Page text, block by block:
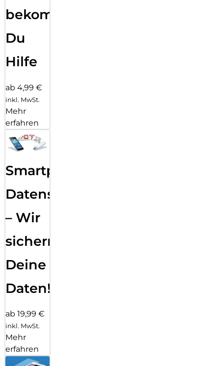
bekommst
Du
Hilfe
ab 4,99 €
inkl. MwSt.
Mehr
erfahren
Smartphone
Datensicherung
– Wir
sichern
Deine
Daten!
ab 19,99 €
inkl. MwSt.
Mehr
erfahren